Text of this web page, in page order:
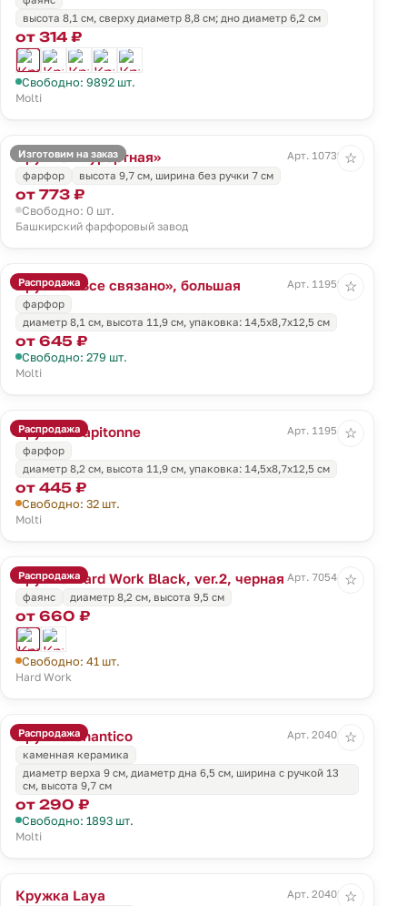
высота 8,1 см, сверху диаметр 8,8 см; дно диаметр 6,2 см
от 314 ₽
Свободно: 9892 шт.
Molti
Изготовим на заказ
Кружка «Курортная»
Арт. 10739.60
фарфор
высота 9,7 см, ширина без ручки 7 см
от 773 ₽
Свободно: 0 шт.
Башкирский фарфоровый завод
☆
Распродажа
Кружка «Все связано», большая
Арт. 11952.60
фарфор
диаметр 8,1 см, высота 11,9 см, упаковка: 14,5х8,7х12,5 см
от 645 ₽
Свободно: 279 шт.
Molti
☆
Распродажа
Кружка Capitonne
Арт. 11954.60
фарфор
диаметр 8,2 см, высота 11,9 см, упаковка: 14,5х8,7х12,5 см
от 445 ₽
Свободно: 32 шт.
Molti
☆
Распродажа
Кружка Hard Work Black, ver.2, черная Арт. 70544.31
фаянс
диаметр 8,2 см, высота 9,5 см
от 660 ₽
Свободно: 41 шт.
Hard Work
☆
Распродажа
Кружка Chantico
Арт. 20401.59
каменная керамика
диаметр верха 9 см, диаметр дна 6,5 см, ширина с ручкой 13
см, высота 9,7 см
от 290 ₽
Свободно: 1893 шт.
Molti
☆
Кружка Laya
Арт. 20402.40
☆